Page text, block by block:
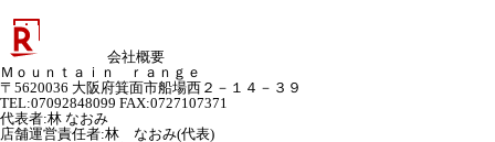
会社概要
Ｍｏｕｎｔａｉｎ ｒａｎｇｅ
〒5620036 大阪府箕面市船場西２－１４－３９
TEL:07092848099 FAX:0727107371
代表者:林 なおみ
店舗運営責任者:林 なおみ(代表)